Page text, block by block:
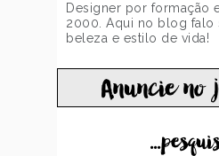
Designer por formação
2000. Aqui no blog falo
beleza e estilo de vida!
Anuncie no